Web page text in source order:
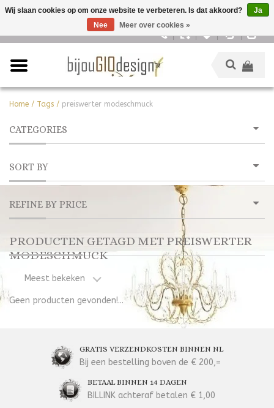
Home / Tags / preiswerter modeschmuck
CATEGORIES
SORT BY
REFINE BY PRICE
PRODUCTEN GETAGD MET PREISWERTER
MODESCHMUCK
Meest bekeken
Geen producten gevonden!...
GRATIS VERZENDKOSTEN BINNEN NL
Bij een bestelling boven de € 200,=
BETAAL BINNEN 14 DAGEN
BILLINK achteraf betalen € 1,00
Wij slaan cookies op om onze website te verbeteren. Is dat akkoord?
Ja
Nee
Meer over cookies »